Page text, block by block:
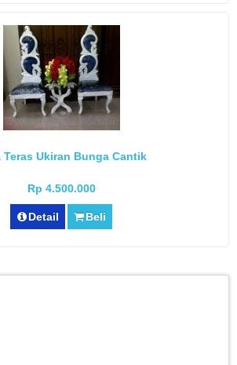
Teras Ukiran Bunga Cantik
Rp 4.500.000
Detail Beli